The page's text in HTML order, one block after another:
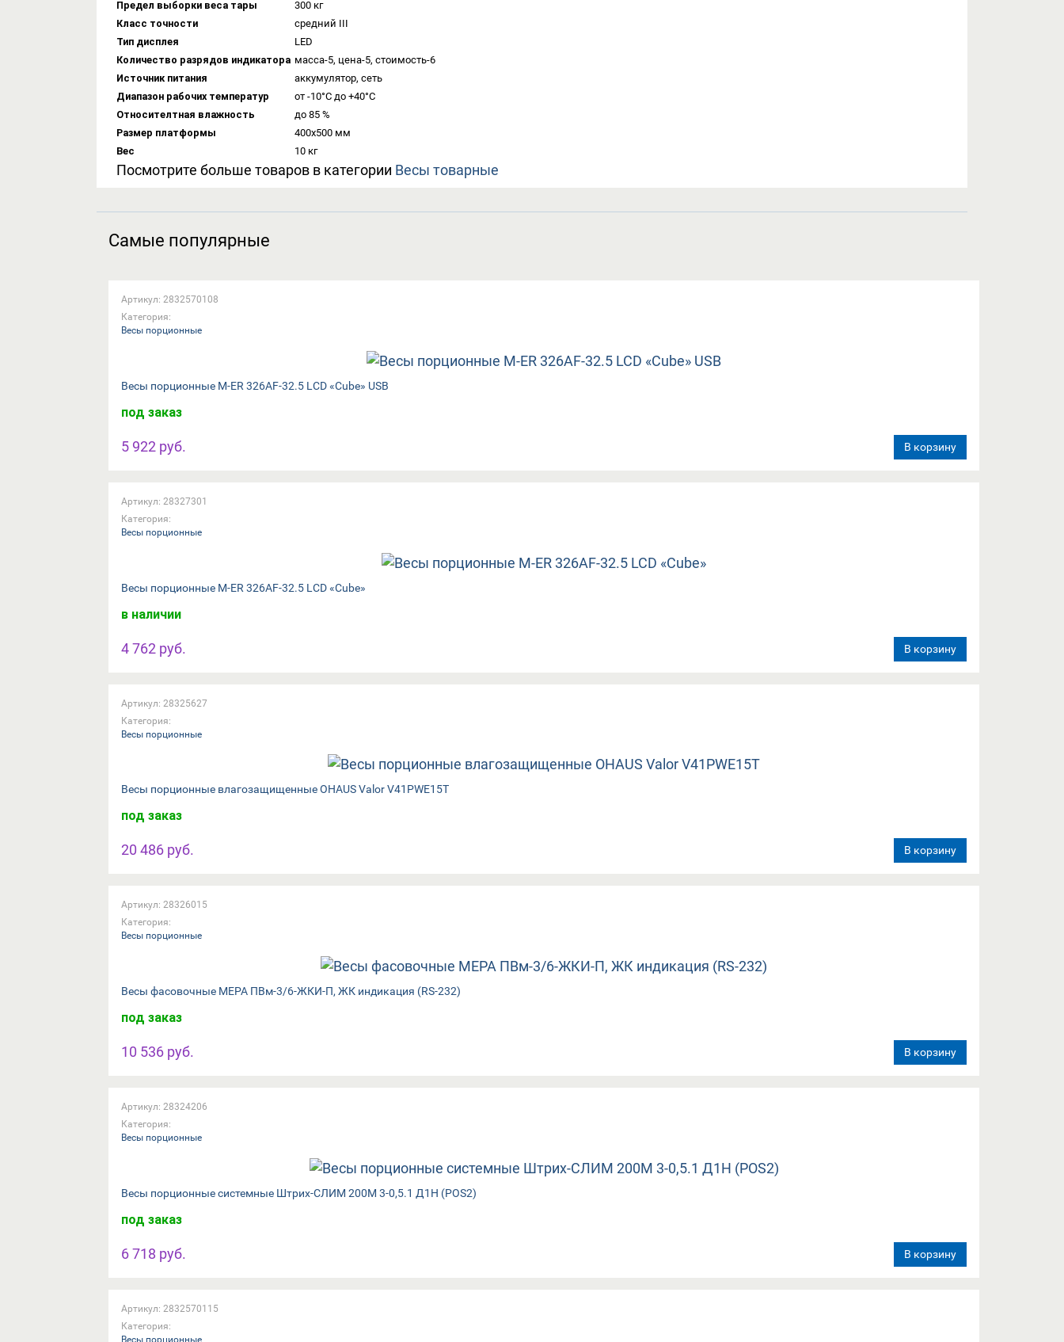
Предел выборки веса тары
300 кг
Класс точности
средний III
Тип дисплея
LED
Количество разрядов индикатора масса-5, цена-5, стоимость-6
Источник питания
аккумулятор, сеть
Диапазон рабочих температур
от -10°C до +40°C
Относителтная влажность
до 85 %
Размер платформы
400х500 мм
Вес
10 кг
Посмотрите больше товаров в категории Весы товарные
Самые популярные
Артикул: 2832570108
Категория:
Весы порционные
Весы порционные M-ER 326AF-32.5 LCD «Cube»​​ USB
под заказ
5 922 руб. В корзину
Артикул: 28327301
Категория:
Весы порционные
Весы порционные M-ER 326AF-32.5 LCD «Cube»
в наличии
4 762 руб. В корзину
Артикул: 28325627
Категория:
Весы порционные
Весы порционные влагозащищенные OHAUS Valor V41PWE15T
под заказ
20 486 руб. В корзину
Артикул: 28326015
Категория:
Весы порционные
Весы фасовочные МЕРА ПВм-3/6-ЖКИ-П, ЖК индикация (RS-232)
под заказ
10 536 руб. В корзину
Артикул: 28324206
Категория:
Весы порционные
Весы порционные системные Штрих-СЛИМ 200М 3-0,5.1 Д1Н (POS2)
под заказ
6 718 руб. В корзину
Артикул: 2832570115
Категория:
Весы порционные